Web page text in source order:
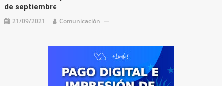
de septiembre
21/09/2021 Comunicación